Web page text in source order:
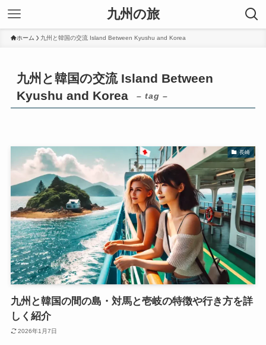
九州の旅
ホーム 九州と韓国の交流 Island Between Kyushu and Korea
九州と韓国の交流 Island Between
Kyushu and Korea
– tag –
長崎
九州と韓国の間の島・対馬と壱岐の特徴や行き方を詳
しく紹介
2026年1月7日